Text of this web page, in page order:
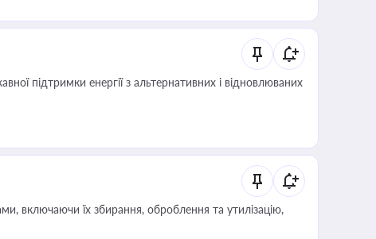
підтримки енергії з альтернативних і відновлюваних
включаючи їх збирання, оброблення та утилізацію,